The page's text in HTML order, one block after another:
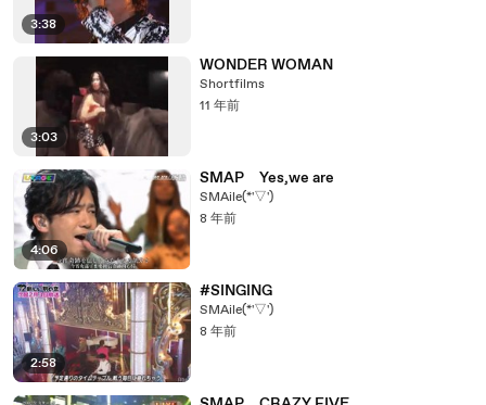
3:38
3:03
WONDER WOMAN
Shortfilms
11 年前
4:06
SMAP Yes,we are
SMAile(*'▽')
8 年前
2:58
#SINGING
SMAile(*'▽')
8 年前